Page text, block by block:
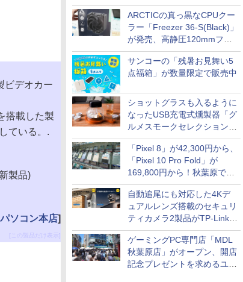
MAXSUNの白いB850搭載
Mini-ITXマザーなど(マザーボ
ード編その1)
ARCTICの真っ黒なCPUクー
ラー「Freezer 36-S(Black)」
が発売、高静圧120mmファ
ンを搭載
サンコーの「残暑お見舞い5
点福箱」が数量限定で販売中
ショットグラスも入るように
なったUSB充電式燻製器「グ
ルメスモークセレクション
2」がサンコーから
「Pixel 8」が42,300円から、
「Pixel 10 Pro Fold」が
169,800円から！秋葉原で中
古のPixelシリーズがお買い得
自動追尾にも対応した4Kデ
ュアルレンズ搭載のセキュリ
ティカメラ2製品がTP-Linkか
ら
ゲーミングPC専門店「MDL
秋葉原店」がオープン、開店
記念プレゼントを求めるユー
ビデオカー
搭載した製
ている。.
製品)
ソコン本店]
[この製品だけ表示]